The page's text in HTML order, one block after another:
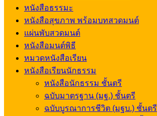
หนังสือธรรมะ
หนังสือสุขภาพ พร้อมบทสวดมนต์
แผ่นพับสวดมนต์
หนังสือมนต์พิธี
หมวดหนังสือเรียน
หนังสือเรียนนักธรรม
หนังสือนักธรรม ชั้นตรี
ฉบับมาตรฐาน (มฐ.) ชั้นตรี
ฉบับบูรณาการชีวิต (มฐบ.) ชั้นตรี